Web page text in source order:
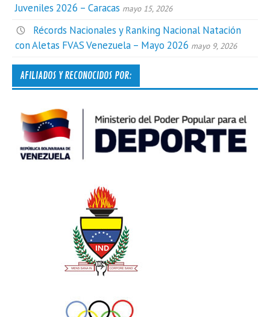
Juveniles 2026 – Caracas mayo 15, 2026
Récords Nacionales y Ranking Nacional Natación
con Aletas FVAS Venezuela – Mayo 2026 mayo 9, 2026
AFILIADOS Y RECONOCIDOS POR: